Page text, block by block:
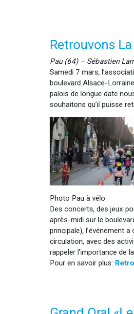
Retrouvons
Pau (64) – Sébastien
Samedi 7 mars,
boulevard Alsace-
palois de longue date
souhaitons qu’il puisse
Photo Pau à vélo
Des concerts, des jeux
après-midi sur le
principale), l’événement
circulation, avec des
rappeler l’importance de
Pour en savoir plus: